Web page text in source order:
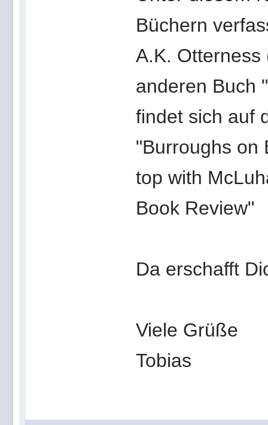
Büchern
A.K.
anderen Buch
findet sich auf
"Burroughs on
top with
Book Review"
Da erschafft
Viele Grüße
Tobias